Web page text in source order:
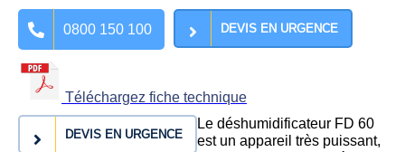
0800 150 100 DEVIS EN URGENCE
Téléchargez fiche technique
DEVIS EN URGENCE
Le déshumidificateur FD 60
est un appareil très puissant,